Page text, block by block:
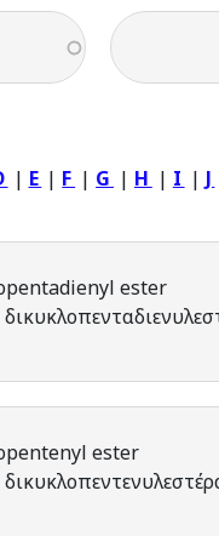
| E | F | G | H | I | J
ester
ester